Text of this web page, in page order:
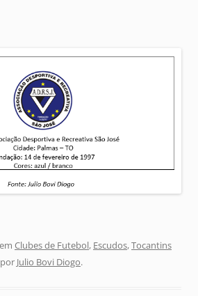
Clubes de Futebol, Escudos,Tocantins
por Julio Bovi Diogo.